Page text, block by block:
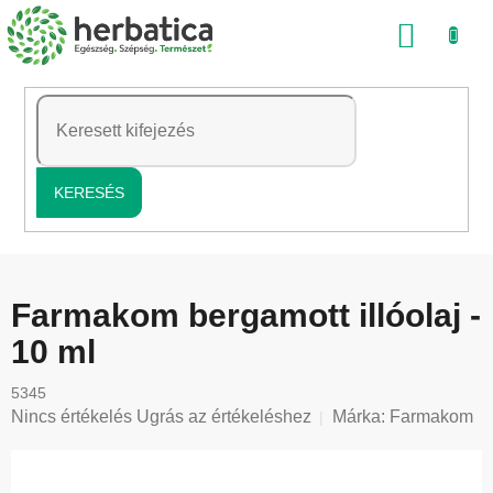
Ugrás
a
tartalomhoz
KERESÉS
Farmakom bergamott illóolaj -
10 ml
5345
A
Nincs értékelés Ugrás az értékeléshez Márka: Farmakom